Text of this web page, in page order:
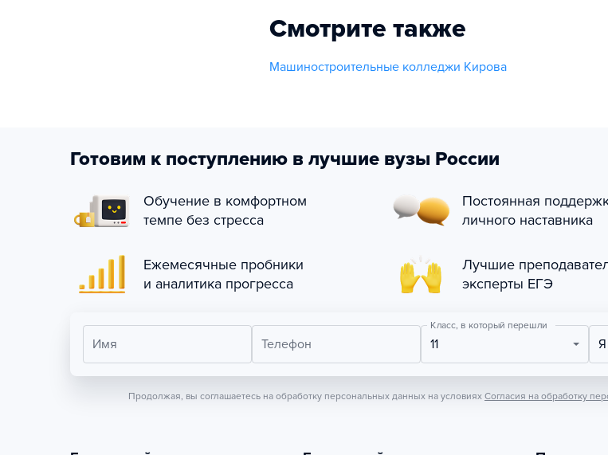
Смотрите также
Машиностроительные колледжи Кирова
Готовим к поступлению в лучшие вузы России
Обучение в комфортном
темпе без стресса
Постоянная
личного наставника
Ежемесячные пробники
и аналитика прогресса
Лучшие
эксперты ЕГЭ
Имя Телефон
Класс, в который перешли
11
Продолжая, вы соглашаетесь на обработку персональных данных на условиях Согласия на обработку